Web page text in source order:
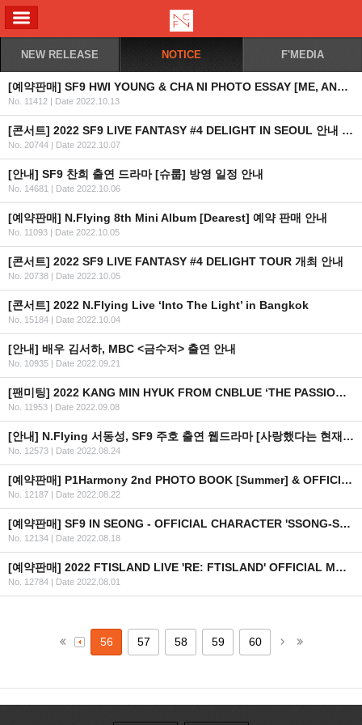
NEW RELEASE NOTICE F'MEDIA
[예약판매] SF9 HWI YOUNG & CHA NI PHOTO ESSAY [ME, ANOTHER ME] 예약판매 안내
No. 11412 | Date 2022.10.13
[콘서트] 2022 SF9 LIVE FANTASY #4 DELIGHT IN SEOUL 안내 (수정)
No. 20744 | Date 2022.10.07
[안내] SF9 찬희 출연 드라마 [슈룹] 방영 일정 안내
No. 14681 | Date 2022.10.06
[예약판매] N.Flying 8th Mini Album [Dearest] 예약 판매 안내
No. 11093 | Date 2022.10.05
[콘서트] 2022 SF9 LIVE FANTASY #4 DELIGHT TOUR 개최 안내
No. 20738 | Date 2022.10.05
[콘서트] 2022 N.Flying Live ‘Into The Light’ in Bangkok
No. 15184 | Date 2022.10.04
[안내] 배우 김서하, MBC <금수저> 출연 안내
No. 10935 | Date 2022.09.21
[팬미팅] 2022 KANG MIN HYUK FROM CNBLUE ‘THE PASSION’ FAN MEETING IN BANGKOK
No. 11953 | Date 2022.09.08
[안내] N.Flying 서동성, SF9 주호 출연 웹드라마 [사랑했다는 현재진행형] 방영 일정 안내
No. 12573 | Date 2022.08.24
[예약판매] P1Harmony 2nd PHOTO BOOK [Summer] & OFFICIAL MD 예약 판매 오픈 안내
No. 12187 | Date 2022.08.22
[예약판매] SF9 IN SEONG - OFFICIAL CHARACTER 'SSONG-SSONG & BAM-BAM' 온라인 판매 안내
No. 12134 | Date 2022.08.18
[예약판매] 2022 FTISLAND LIVE 'RE: FTISLAND' OFFICIAL MD 예약 판매 안내
No. 12784 | Date 2022.08.01
56 57 58 59 60